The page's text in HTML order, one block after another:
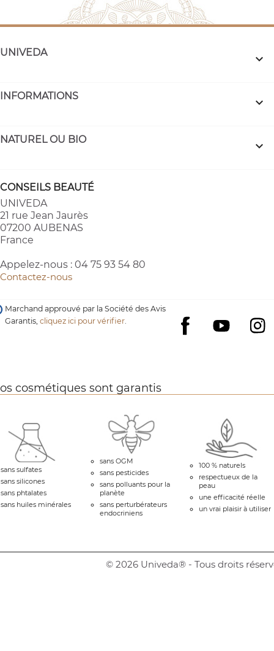
UNIVEDA 
INFORMATIONS 
NATUREL OU BIO 
CONSEILS BEAUTÉ
UNIVEDA
21 rue Jean Jaurès
07200 AUBENAS
France
Appelez-nous : 04 75 93 54 80
Contactez-nous
Facebook
YouTube
Marchand approuvé par la Société des Avis
Garantis,cliquez ici pour vérifier.
cosmétiques sont garantis
sans sulfates
sans silicones
sans phtalates
sans huiles minérales
sans OGM
sans pesticides
sans polluants pour la
planète
sans perturbérateurs
endocriniens
100 % naturels
respectueux de la
peau
une efficacité réelle
un vrai plaisir à utiliser
© 2026 Univeda® - Tous droits